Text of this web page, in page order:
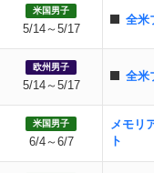
米国男子
5/14～5/17
全米
欧州男子
5/14～5/17
全米
米国男子
6/4～6/7
メモリ
ト